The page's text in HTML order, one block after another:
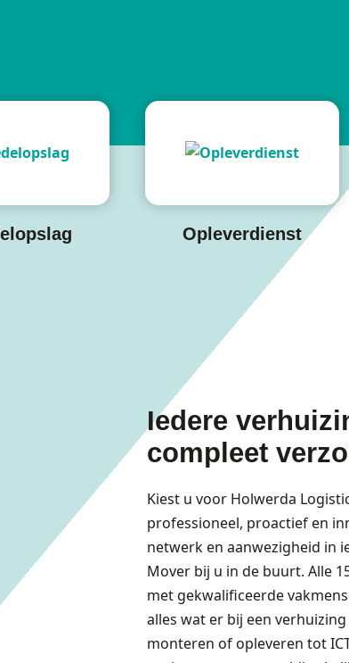
Opleverdienst
Iedere
compleet
Kiest u voor Holwerda
professioneel, proactief en
netwerk en aanwezigheid in
Mover bij u in de buurt. Alle
met gekwalificeerde
alles wat er bij een
monteren of opleveren tot